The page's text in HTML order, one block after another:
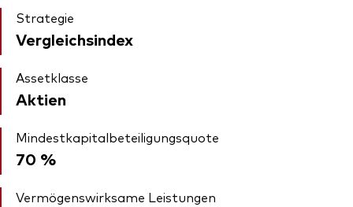
Strategie
Vergleichsindex
Assetklasse
Aktien
Mindestkapitalbeteiligungsquote
70 %
Vermögenswirksame Leistungen